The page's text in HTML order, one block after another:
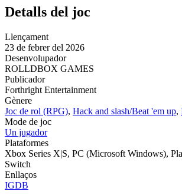
Detalls del joc
Llençament
23 de febrer del 2026
Desenvolupador
ROLLDBOX GAMES
Publicador
Forthright Entertainment
Gènere
Joc de rol (RPG), Hack and slash/Beat 'em up,
Mode de joc
Un jugador
Plataformes
Xbox Series X|S, PC (Microsoft Windows),
Switch
Enllaços
IGDB